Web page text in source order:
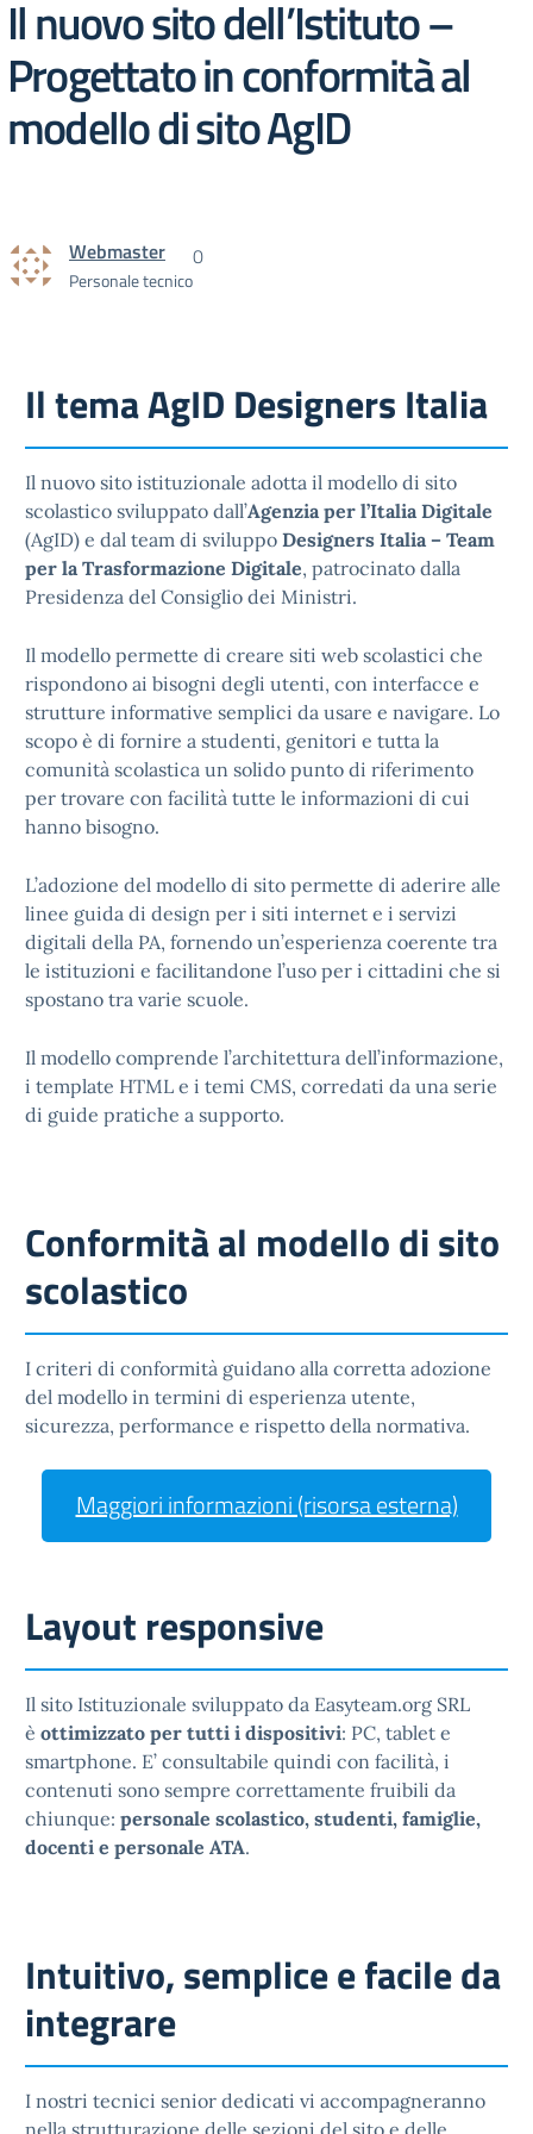
Il nuovo sito dell’Istituto –
Progettato in conformità al
modello di sito AgID
Webmaster
Personale tecnico
0
Il tema AgID Designers Italia
Il nuovo sito istituzionale adotta il modello di sito
scolastico sviluppato dall’Agenzia per l’Italia Digitale
(AgID) e dal team di sviluppo Designers Italia – Team
per la Trasformazione Digitale, patrocinato dalla
Presidenza del Consiglio dei Ministri.
Il modello permette di creare siti web scolastici che
rispondono ai bisogni degli utenti, con interfacce e
strutture informative semplici da usare e navigare. Lo
scopo è di fornire a studenti, genitori e tutta la
comunità scolastica un solido punto di riferimento
per trovare con facilità tutte le informazioni di cui
hanno bisogno.
L’adozione del modello di sito permette di aderire alle
linee guida di design per i siti internet e i servizi
digitali della PA, fornendo un’esperienza coerente tra
le istituzioni e facilitandone l’uso per i cittadini che si
spostano tra varie scuole.
Il modello comprende l’architettura dell’informazione,
i template HTML e i temi CMS, corredati da una serie
di guide pratiche a supporto.
Conformità al modello di sito
scolastico
I criteri di conformità guidano alla corretta adozione
del modello in termini di esperienza utente,
sicurezza, performance e rispetto della normativa.
Maggiori informazioni (risorsa esterna)
Layout responsive
Il sito Istituzionale sviluppato da Easyteam.org SRL
è ottimizzato per tutti i dispositivi: PC, tablet e
smartphone. E’ consultabile quindi con facilità, i
contenuti sono sempre correttamente fruibili da
chiunque: personale scolastico, studenti, famiglie,
docenti e personale ATA.
Intuitivo, semplice e facile da
integrare
I nostri tecnici senior dedicati vi accompagneranno
nella strutturazione delle sezioni del sito e delle